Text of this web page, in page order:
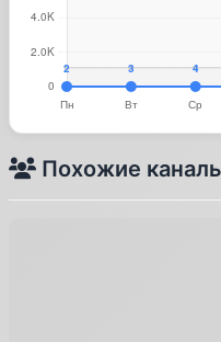
Похожие